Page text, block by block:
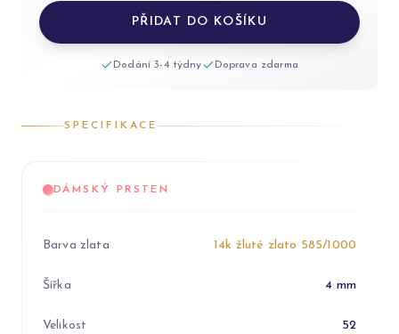
PŘIDAT DO KOŠÍKU
Dodání 3-4 týdny Doprava zdarma
SPECIFIKACE
DÁMSKÝ PRSTEN
Barva zlata 14k žluté zlato 585/1000
Šířka 4 mm
Velikost 52